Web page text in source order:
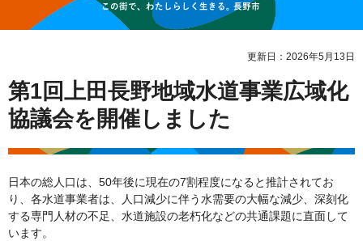
更新日：2026年5月13日
第1回上田長野地域水道事業広域化
協議会を開催しました
日本の総人口は、50年後に現在の7割程度になると推計されてお
り、各水道事業者は、人口減少に伴う水需要の大幅な減少、深刻化
する専門人材の不足、水道施設の老朽化などの共通課題に直面して
います。